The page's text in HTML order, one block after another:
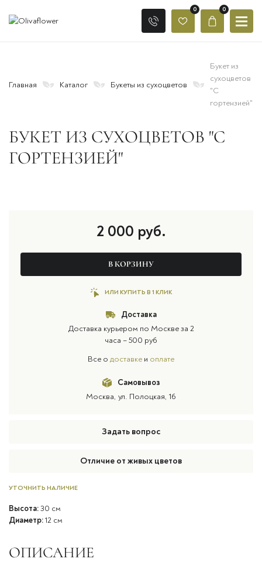
0 0
Главная Каталог Букеты из сухоцветов
Букет из
сухоцветов
"С
гортензией"
БУКЕТ ИЗ СУХОЦВЕТОВ "С
ГОРТЕНЗИЕЙ"
2 000 руб.
В КОРЗИНУ
ИЛИ КУПИТЬ В 1 КЛИК
Доставка
Доставка курьером по Москве за 2
часа – 500 руб
Все о доставке и оплате
Самовывоз
Москва, ул. Полоцкая, 16
УТОЧНИТЬ НАЛИЧИЕ
Высота:30 см
Диаметр:12 см
Задать вопрос
Отличие от живых цветов
ОПИСАНИЕ